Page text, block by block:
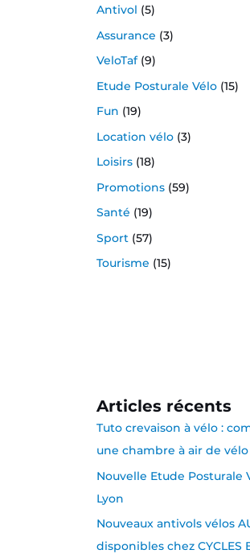
Antivol (5)
Assurance (3)
VeloTaf(9)
Etude Posturale Vélo (15)
Fun (19)
Location vélo (3)
Loisirs (18)
Promotions (59)
Santé (19)
Sport (57)
Tourisme (15)
Articles récents
Tuto crevaison à vélo :
une chambre à air de vélo
Nouvelle Etude Posturale
Lyon
Nouveaux antivols vélos
disponibles chez CYCLES